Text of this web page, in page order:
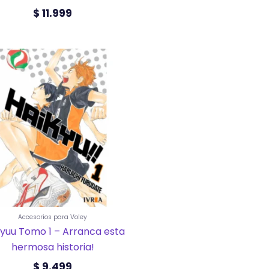
$ 11.999
Accesorios para Voley
Tomo 1 – Arranca esta
hermosa historia!